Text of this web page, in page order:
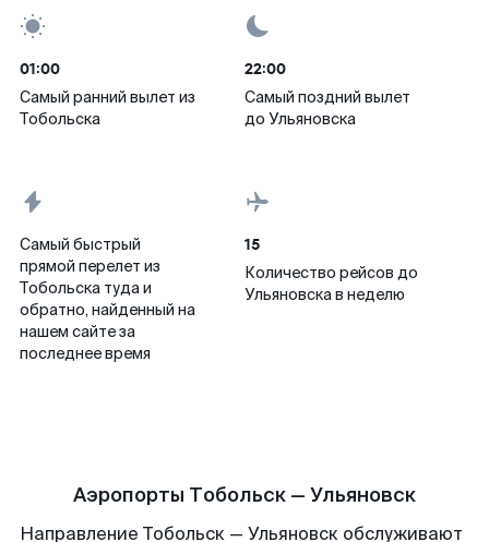
01:00
Самый ранний вылет из
Тобольска
22:00
Самый поздний вылет
до Ульяновска
Самый быстрый
прямой перелет из
Тобольска туда и
обратно, найденный на
нашем сайте за
последнее время
15
Количество рейсов до
Ульяновска в неделю
Аэропорты Тобольск — Ульяновск
Направление Тобольск — Ульяновск обслуживают